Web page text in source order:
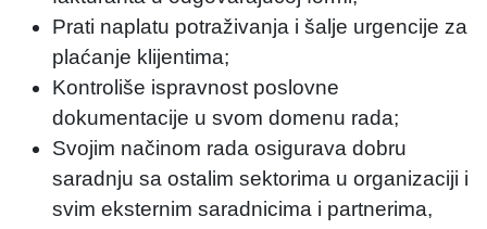
Prati naplatu potraživanja i šalje urgencije za
plaćanje klijentima;
Kontroliše ispravnost poslovne
dokumentacije u svom domenu rada;
Svojim načinom rada osigurava dobru
saradnju sa ostalim sektorima u organizaciji i
svim eksternim saradnicima i partnerima,